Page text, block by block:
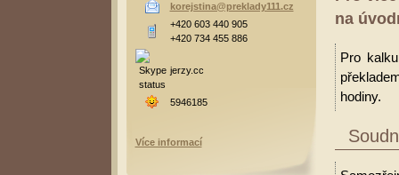
na
Pro
hodiny.
korejstina@preklady111.cz
+420 603 440 905
+420 734 455 886
jerzy.cc
5946185
Více informací